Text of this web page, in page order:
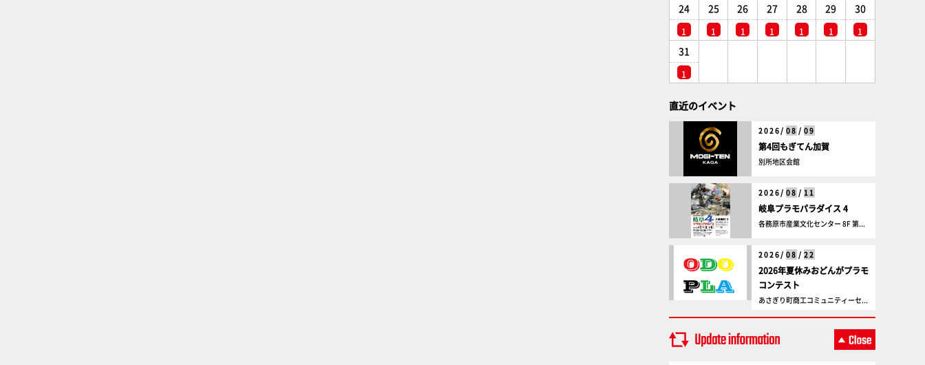
24
1
25
1
26
1
27
1
28
1
29
1
30
1
31
1
直近のイベント
2026/ 08 / 09
第4回もぎてん加賀
別所地区会館
2026/ 08 / 11
岐阜プラモパラダイス 4
各務原市産業文化センター 8F 第...
2026/ 08 / 22
2026年夏休みおどんがプラモ
コンテスト
あさぎり町商工コミュニティーセ...